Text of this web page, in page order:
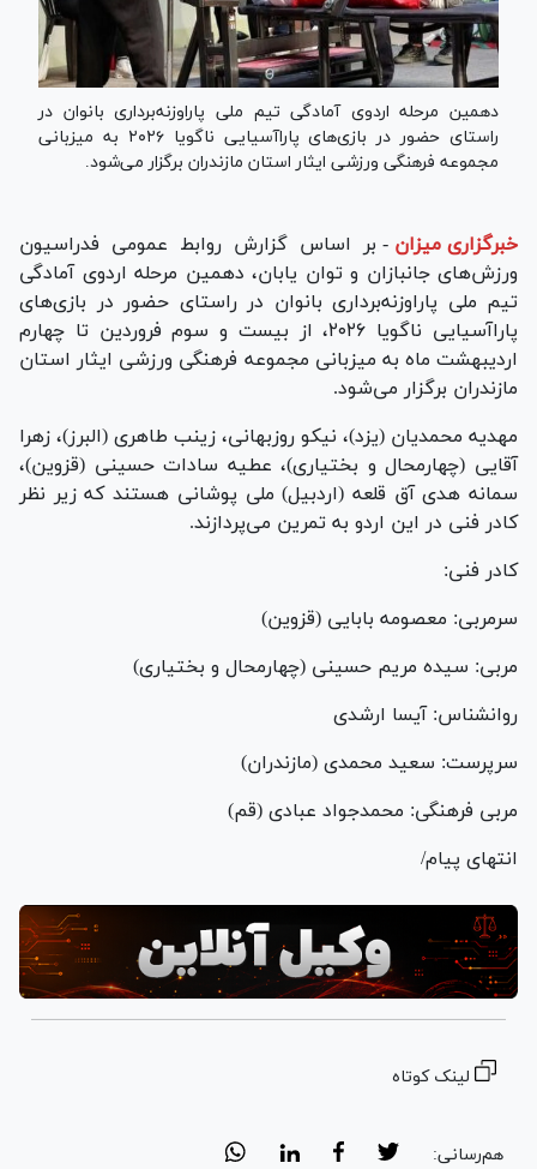
دهمین مرحله اردوی آمادگی تیم ملی پاراوزنه‌برداری بانوان در
راستای حضور در بازی‌های پاراآسیایی ناگویا ۲۰۲۶ به میزبانی
مجموعه فرهنگی ورزشی ایثار استان مازندران برگزار می‌شود.
خبرگزاری میزان - بر اساس گزارش روابط عمومی فدراسیون
ورزش‌های جانبازان و توان یابان، دهمین مرحله اردوی آمادگی
تیم ملی پاراوزنه‌برداری بانوان در راستای حضور در بازی‌های
پاراآسیایی ناگویا ۲۰۲۶، از بیست و سوم فروردین تا چهارم
اردیبهشت ماه به میزبانی مجموعه فرهنگی ورزشی ایثار استان
مازندران برگزار می‌شود.
مهدیه محمدیان (یزد)، نیکو روزبهانی، زینب طاهری (البرز)، زهرا
آقایی (چهارمحال و بختیاری)، عطیه سادات حسینی (قزوین)،
سمانه هدی آق قلعه (اردبیل) ملی پوشانی هستند که زیر نظر
کادر فنی در این اردو به تمرین می‌پردازند.
کادر فنی:
سرمربی: معصومه بابایی (قزوین)
مربی: سیده مریم حسینی (چهارمحال و بختیاری)
روانشناس: آیسا ارشدی
سرپرست: سعید محمدی (مازندران)
مربی فرهنگی: محمدجواد عبادی (قم)
انتهای پیام/
لینک کوتاه
هم‌رسانی: